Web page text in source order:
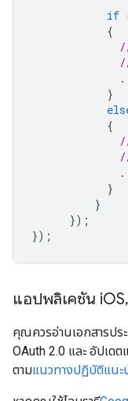
if
{
}
{
}
}
});
});
แอปพลิเคชัน iOS,
คุณควรอ่านเอกสารปร
OAuth 2.0 และ อัปเด
ตามแนวทางปฏิบัติแนะ